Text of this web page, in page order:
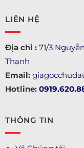
LIÊN HỆ
Địa chỉ : 71/3
Thạnh
Email:
Hotline:
THÔNG TIN